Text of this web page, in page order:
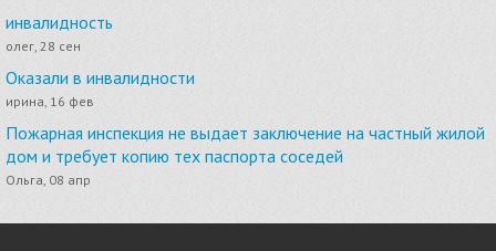
инвалидность
олег, 28 сен
Оказали в инвалидности
ирина, 16 фев
Пожарная инспекция не выдает заключение на частный жилой
дом и требует копию тех паспорта соседей
Ольга, 08 апр